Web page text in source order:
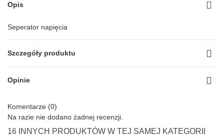
Opis
Seperator napięcia
Szczegóły produktu
Opinie
Komentarze (0)
Na razie nie dodano żadnej recenzji.
16 INNYCH PRODUKTÓW W TEJ SAMEJ KATEGORII